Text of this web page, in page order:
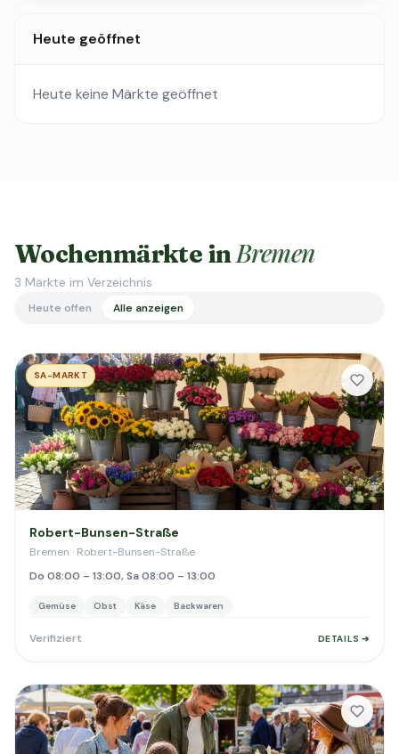
Heute geöffnet
Heute keine Märkte geöffnet
Wochenmärkte inBremen
3 Märkte im Verzeichnis
Heute offen Alle anzeigen
SA-MARKT
Robert-Bunsen-Straße
Bremen · Robert-Bunsen-Straße
Do 08:00 – 13:00, Sa 08:00 – 13:00
Gemüse Obst Käse Backwaren
Verifiziert DETAILS ➔